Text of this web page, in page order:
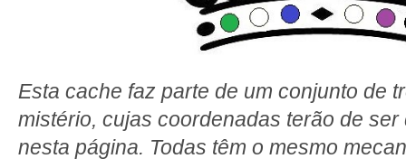
Esta cache faz parte de um conjunto de
mistério, cujas coordenadas terão de
nesta página. Todas têm o mesmo